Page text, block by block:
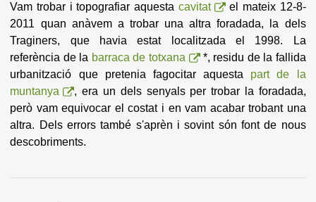
Vam trobar i topografiar aquesta cavitat
el mateix 12-8-
2011 quan anàvem a trobar una altra foradada, la dels
Traginers, que havia estat localitzada el 1998. La
referència de la barraca de totxana
*, residu de la fallida
urbanització que pretenia fagocitar aquesta part de la
muntanya
, era un dels senyals per trobar la foradada,
però vam equivocar el costat i en vam acabar trobant una
altra. Dels errors també s'aprèn i sovint són font de nous
descobriments.